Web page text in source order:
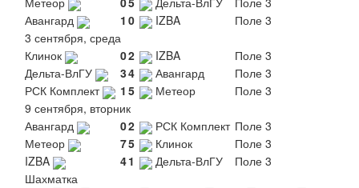
Авангард
1 0 IZBA
Поле 3
3 сентября, среда
Клинок
02 IZBA
Поле 3
Дельта-ВлГУ
34 Авангард
Поле 3
РСК Комплект
1 5 Метеор
Поле 3
9 сентября, вторник
Авангард
02 РСК Комплект Поле 3
Метеор
75 Клинок
Поле 3
IZBA
41 Дельта-ВлГУ
Поле 3
Шахматка